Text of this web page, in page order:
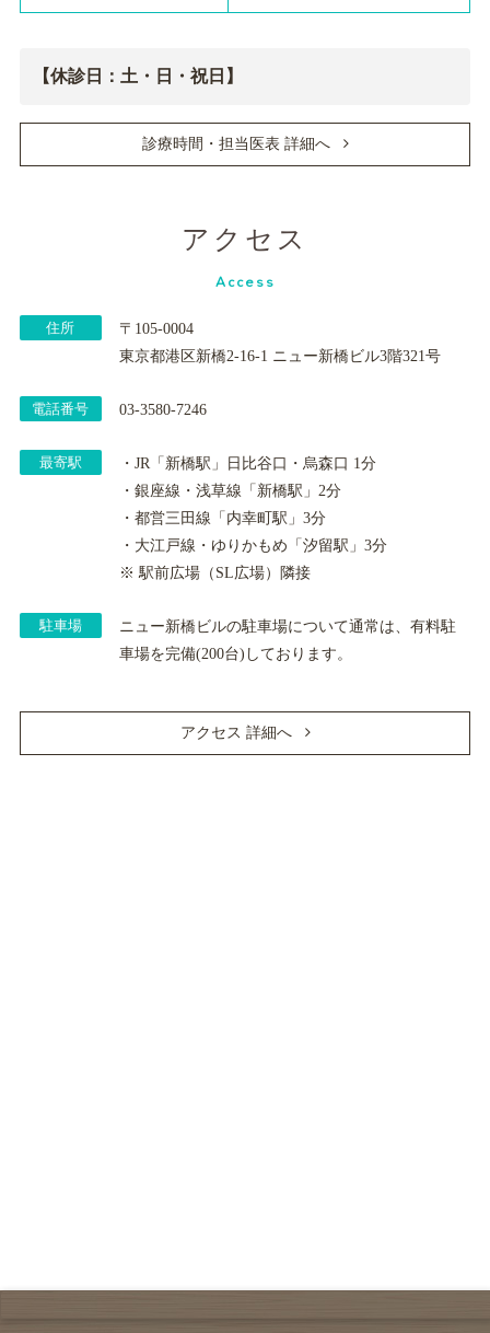
【休診日：土・日・祝日】
診療時間・担当医表 詳細へ
アクセス
Access
住所
〒105-0004
東京都港区新橋2-16-1 ニュー新橋ビル3階321号
電話番号 03-3580-7246
最寄駅
・JR「新橋駅」日比谷口・烏森口 1分
・銀座線・浅草線「新橋駅」2分
・都営三田線「内幸町駅」3分
・大江戸線・ゆりかもめ「汐留駅」3分
※ 駅前広場（SL広場）隣接
駐車場
ニュー新橋ビルの駐車場について通常は、有料駐
車場を完備(200台)しております。
アクセス 詳細へ